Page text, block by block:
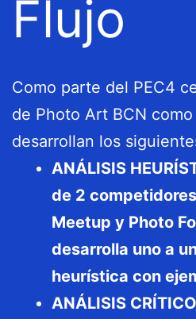
Flujo
Como parte del PEC4
de Photo Art BCN
desarrollan los
ANÁLISIS
de 2
Meetup y Photo
desarrolla uno a
heurística con
ANÁLISIS